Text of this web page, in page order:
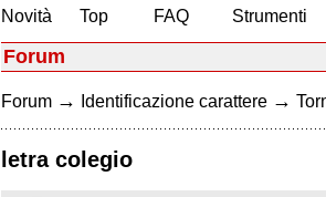
Novità
Top
FAQ
Strumenti
Forum
Forum → Identificazione carattere →
letra colegio